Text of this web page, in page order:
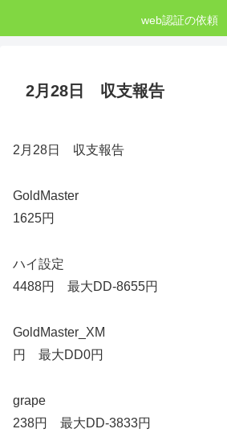
web認証の依頼
2月28日 収支報告
2月28日 収支報告
GoldMaster
1625円
ハイ設定
4488円 最大DD-8655円
GoldMaster_XM
円 最大DD0円
grape
238円 最大DD-3833円